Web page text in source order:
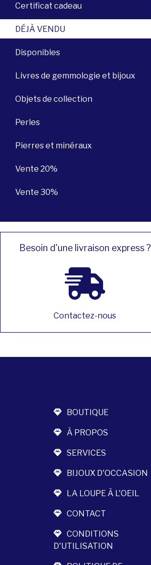
Certificat cadeau
DÉJÀ VENDU
Disponibles
Livres de gemmologie et bijoux
Objets de collection
Perles
Pierres et minéraux
Vente 20%
Vente 30%
Besoin d'une livraison express ?
Contactez-nous
BOUTIQUE
À PROPOS
SERVICES
BIJOUX D'OCCASION
LA LOUPE À L'OEIL
CONTACT
CONDITIONS
D'UTILISATION